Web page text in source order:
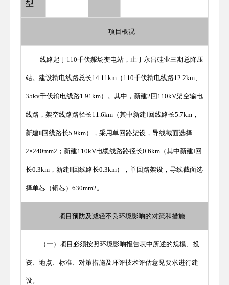
型
项目概况
线路起于110千伏赧场变电站，止于永昌硅业三期总降压
站。建设输电线路总长14.11km（110千伏输电线路12.2km、
35kv千伏输电线路1.91km）。其中，新建2回110kV架空输电
线路，架空线路路径长11.6km（其中新建Ⅰ回线路长5.7km，
新建Ⅱ回线路长5.9km），采用单回路架设，导线截面选择
2×240mm2；新建110kV电缆线路路径长0.6km（其中新建Ⅰ回
长0.3km，新建Ⅱ回线路长0.3km），单回路架设，导线截面选
择单芯（铜芯）630mm2。
项目预防及减轻不良环境影响的对策和措施
（一）项目必须按照环境影响报告表中所述的规模、投
资、地点、标准、对策措施及环评技术评估意见要求进行建
设。